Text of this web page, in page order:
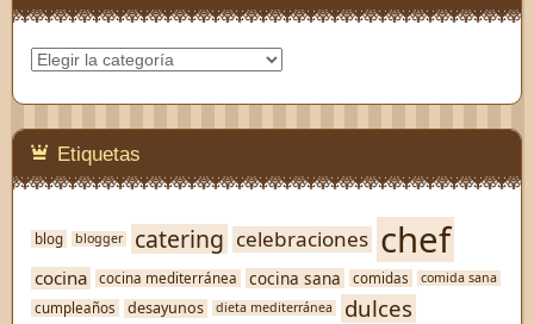
Categorías
Etiquetas
blog blogger catering celebraciones chef
cocina cocina mediterránea cocina sana comidas comida sana
cumpleaños desayunos dieta mediterránea dulces